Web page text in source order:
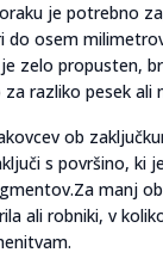
je potrebno
do osem
zelo propusten,
razliko pesek ali
ob
s površino, ki
manj
ali robniki, v